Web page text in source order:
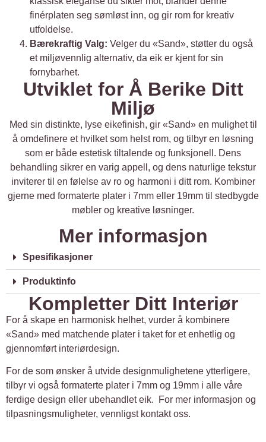
finérplaten seg sømløst inn, og gir rom for kreativ
utfoldelse.
Bærekraftig Valg: Velger du «Sand», støtter du også
et miljøvennlig alternativ, da eik er kjent for sin
fornybarhet.
Utviklet for Å Berike Ditt
Miljø
Med sin distinkte, lyse eikefinish, gir «Sand» en mulighet til
å omdefinere et hvilket som helst rom, og tilbyr en løsning
som er både estetisk tiltalende og funksjonell. Dens
behandling sikrer en varig appell, og dens naturlige tekstur
inviterer til en følelse av ro og harmoni i ditt rom. Kombiner
gjerne med formaterte plater i 7mm eller 19mm til stedbygde
møbler og kreative løsninger.
Mer informasjon
Spesifikasjoner
Produktinfo
Kompletter Ditt Interiør
For å skape en harmonisk helhet, vurder å kombinere
«Sand» med matchende plater i taket for et enhetlig og
gjennomført interiørdesign.
For de som ønsker å utvide designmulighetene ytterligere,
tilbyr vi også formaterte plater i 7mm og 19mm i alle våre
ferdige design eller ubehandlet eik. For mer informasjon og
tilpasningsmuligheter, vennligst kontakt oss.